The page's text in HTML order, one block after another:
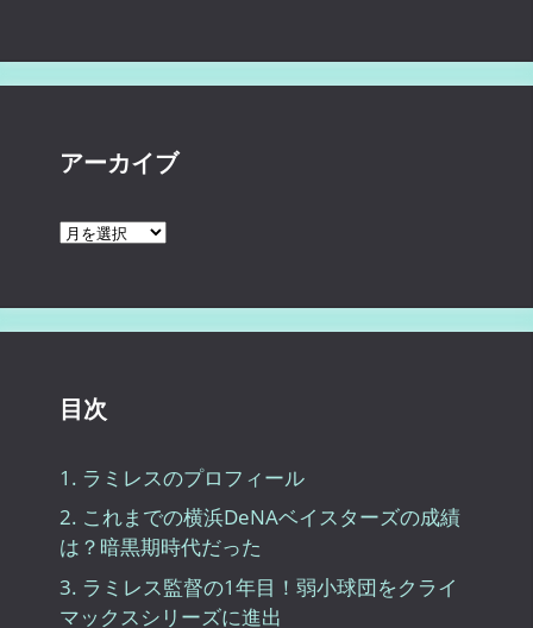
アーカイブ
ア
目次
1. ラミレスのプロフィール
2. これまでの横浜DeNAベイスターズの成績
は？暗黒期時代だった
3. ラミレス監督の1年目！弱小球団をクライ
マックスシリーズに進出